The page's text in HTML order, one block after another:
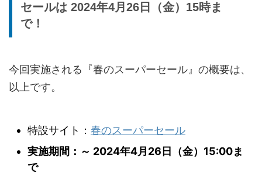
セールは 2024年4月26日（金）15時ま
で！
今回実施される『春のスーパーセール』の概要は、
以上です。
特設サイト： 春のスーパーセール
実施期間：～ 2024年4月26日（金）15:00ま
で